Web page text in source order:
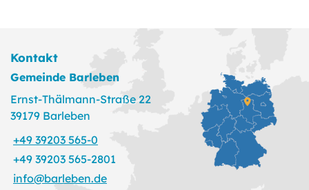
Kontakt
Gemeinde Barleben
Ernst-Thälmann-Straße 22
39179 Barleben
+49 39203 565-0
+49 39203 565-2801
info@barleben.de